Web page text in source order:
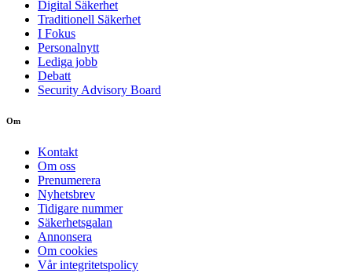
Digital Säkerhet
Traditionell Säkerhet
I Fokus
Personalnytt
Lediga jobb
Debatt
Security Advisory Board
Om
Kontakt
Om oss
Prenumerera
Nyhetsbrev
Tidigare nummer
Säkerhetsgalan
Annonsera
Om cookies
Vår integritetspolicy